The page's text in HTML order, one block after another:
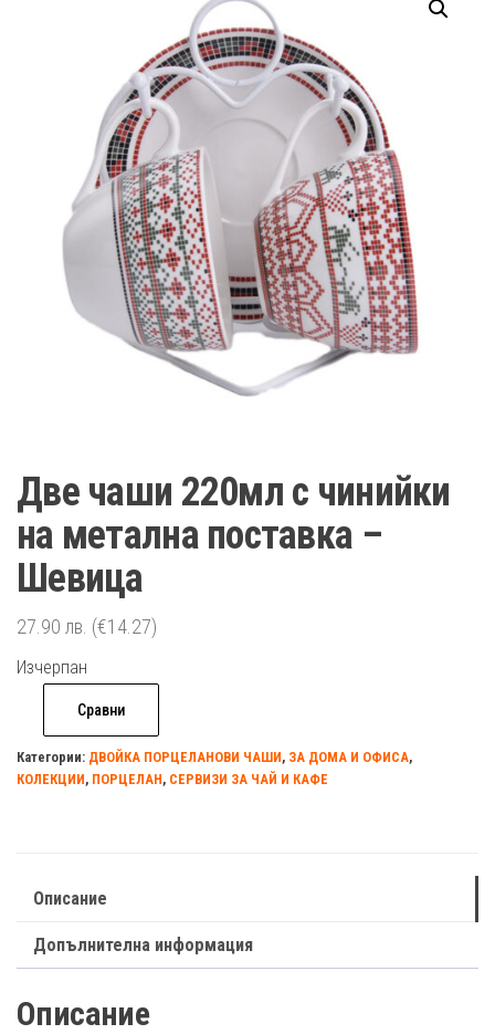
Две чаши 220мл с чинийки
на метална поставка –
Шевица
27.90 лв. (€14.27)
Изчерпан
Сравни
Категории: ДВОЙКА ПОРЦЕЛАНОВИ ЧАШИ, ЗА ДОМА И ОФИСА,
КОЛЕКЦИИ, ПОРЦЕЛАН, СЕРВИЗИ ЗА ЧАЙ И КАФЕ
Описание
Допълнителна информация
Описание